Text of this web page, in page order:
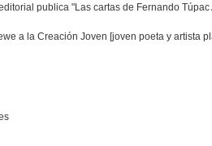
publica "Las cartas de Fernando
a la Creación Joven [joven poeta y artista